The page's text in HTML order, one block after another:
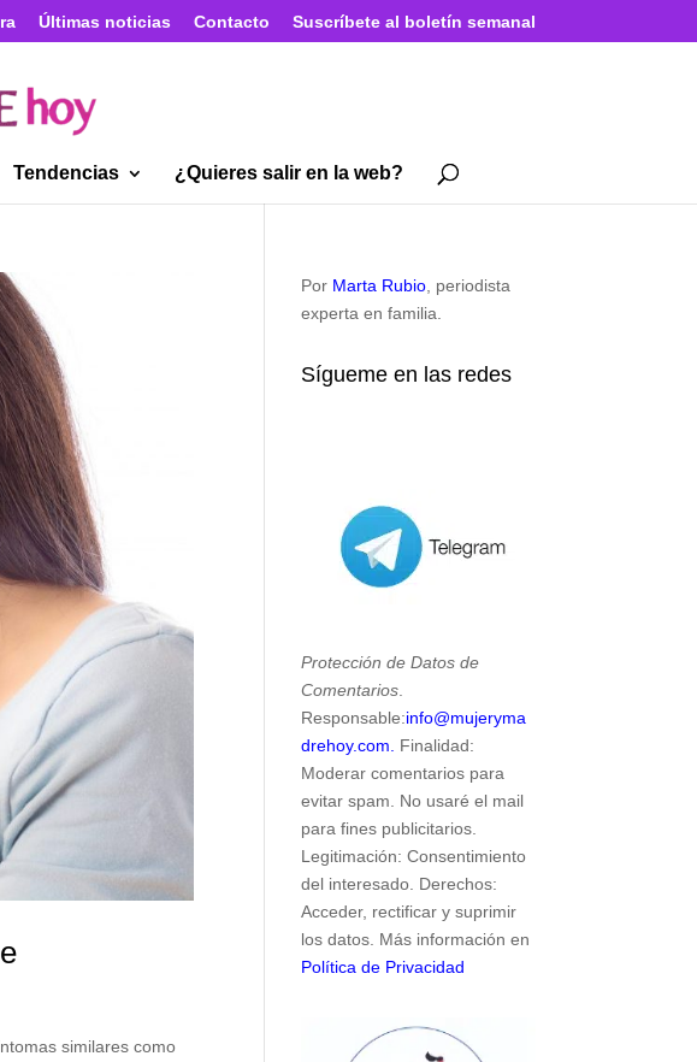
Últimas noticias Contacto Suscríbete al boletín semanal
Tendencias ¿Quieres salir en la web?
similares como
Por Marta Rubio , periodista
experta en familia.
Sígueme en las redes
Protección de Datos de
Comentarios
Responsable:info@mujeryma
drehoy.com.
Finalidad:
Moderar comentarios para
evitar spam. No usaré el mail
para fines publicitarios.
Legitimación: Consentimiento
del interesado. Derechos:
Acceder, rectificar y suprimir
los datos. Más información en
Política de Privacidad